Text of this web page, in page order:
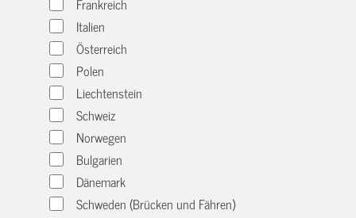
Italien
Österreich
Polen
Liechtenstein
Schweiz
Norwegen
Bulgarien
Dänemark
Schweden (Brücken und Fähren)